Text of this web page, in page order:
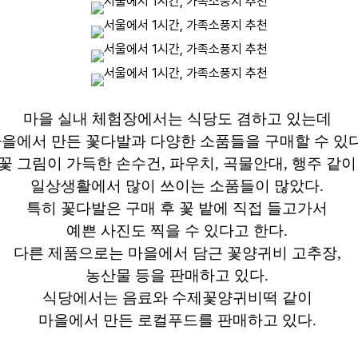
마을 실내 체험장에서는 식당도 겸하고 있는데
에서 만든 꽃다발과 다양한 소품들을 구매할 수 있
그림이 가득한 손수건, 파우치, 곡물안대, 행주 같
일상생활에서 많이 쓰이는 소품들이 많았다.
특히 꽃다발은 구매 후 꽃 밭에 직접 들고가서
예쁜 사진도 찍을 수 있다고 한다.
다른 제품으로는 마을에서 담근 꽃양귀비 고추장,
농산물 등을 판매하고 있다.
식당에서는 음료와 수제꽃양귀비떡 같이
마을에서 만든 로컬푸드를 판매하고 있다.